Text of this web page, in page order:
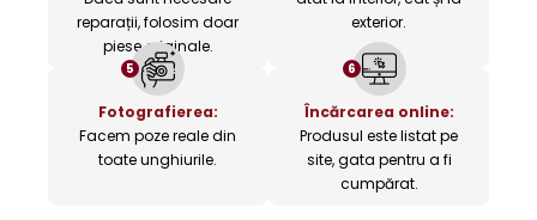
reparații, folosim doar
piese originale.
exterior.
5
Fotografierea:
Facem poze reale din
toate unghiurile.
6
Încărcarea online:
Produsul este listat pe
site, gata pentru a fi
cumpărat.